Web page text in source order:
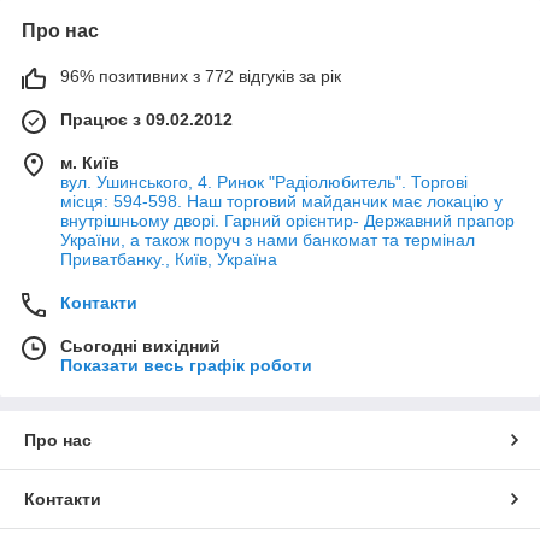
Про нас
96% позитивних з 772 відгуків за рік
Працює з 09.02.2012
м. Київ
вул. Ушинського, 4. Ринок "Радіолюбитель". Торгові
місця: 594-598. Наш торговий майданчик має локацію у
внутрішньому дворі. Гарний орієнтир- Державний прапор
України, а також поруч з нами банкомат та термінал
Приватбанку., Київ, Україна
Контакти
Сьогодні вихідний
Показати весь графік роботи
Про нас
Контакти